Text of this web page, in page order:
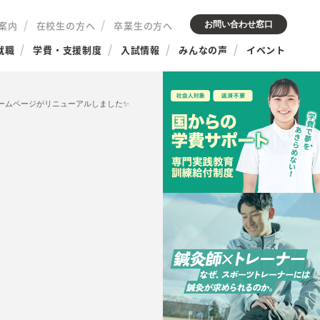
内 在校生の方へ
卒業生の方へ
職
学費・支援制度 入試情報 みんなの声 イベント
お問い合わせ窓口
ムページがリニューアルしました✨